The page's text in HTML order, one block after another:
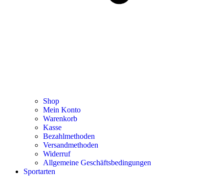
Shop
Mein Konto
Warenkorb
Kasse
Bezahlmethoden
Versandmethoden
Widerruf
Allgemeine Geschäftsbedingungen
Sportarten